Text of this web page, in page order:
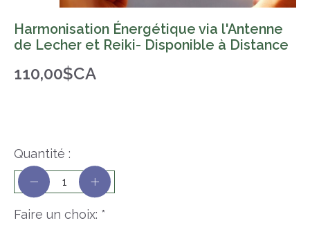
Harmonisation Énergétique via l'Antenne
de Lecher et Reiki- Disponible à Distance
110,00$CA
Faire un choix: *
Quantité :